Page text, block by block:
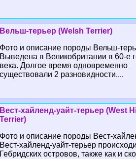
Вельш-терьер (Welsh Terrier)
Фото и описание породы Вельш-
Выведена в Великобритании в 60-е
века. Долгое время одновременно
существовали 2 разновидности....
Вест-хайленд-уайт-терьер (West
Terrier)
Фото и описание породы Вест-
Вест-хайленд-уайт-терьер
Гебридских островов, также как и